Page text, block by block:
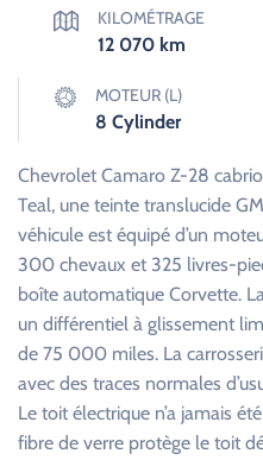
KILOMÉTRAGE
12 070 km
MOTEUR (L)
8 Cylinder
Chevrolet Camaro Z-28
Teal, une teinte translucide
véhicule est équipé d’un
300 chevaux et 325 livres-
boîte automatique Corvette.
un différentiel à glissement
de 75 000 miles. La
avec des traces normales
Le toit électrique n’a jamais
fibre de verre protège le toit